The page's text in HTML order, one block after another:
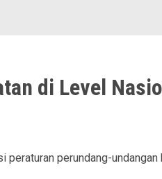
di Level
peraturan perundang-